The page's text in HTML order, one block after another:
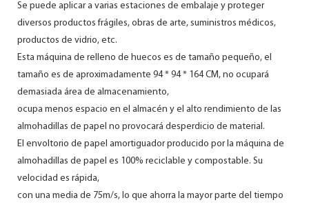
Se puede aplicar a varias estaciones de embalaje y proteger
diversos productos frágiles, obras de arte, suministros médicos,
productos de vidrio, etc.
Esta máquina de relleno de huecos es de tamaño pequeño, el
tamaño es de aproximadamente 94 * 94 * 164 CM, no ocupará
demasiada área de almacenamiento,
ocupa menos espacio en el almacén y el alto rendimiento de las
almohadillas de papel no provocará desperdicio de material.
El envoltorio de papel amortiguador producido por la máquina de
almohadillas de papel es 100% reciclable y compostable. Su
velocidad es rápida,
con una media de 75m/s, lo que ahorra la mayor parte del tiempo